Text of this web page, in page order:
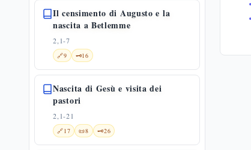
Il censimento di Augusto e la
nascita a Betlemme
2,1-7
🔗9 🗝️16
Nascita di Gesù e visita dei
pastori
2,1-21
🔗17 📜8 🗝️26